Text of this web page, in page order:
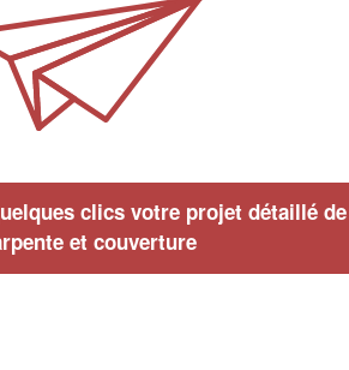
clics votre projet détaillé de
et couverture